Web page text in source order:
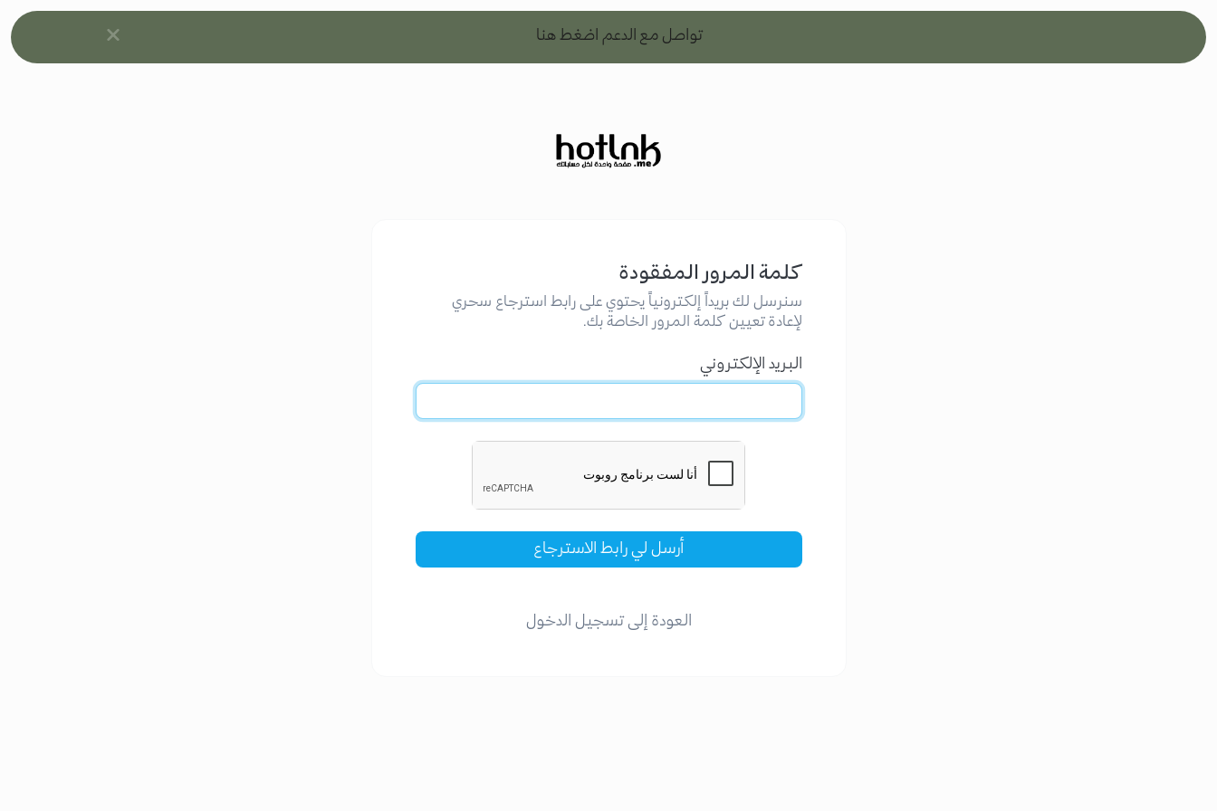
تواصل مع الدعم اضغط هنا
كلمة المرور المفقودة
سنرسل لك بريداً إلكترونياً يحتوي على رابط استرجاع سحري
لإعادة تعيين كلمة المرور الخاصة بك.
البريد الإلكتروني
أرسل لي رابط الاسترجاع
العودة إلى تسجيل الدخول